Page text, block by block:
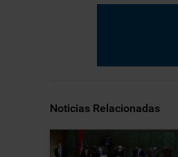
Noticias Relacionadas